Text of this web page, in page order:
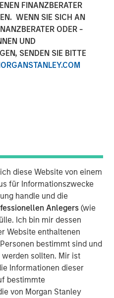
FINANZBERATER
WENN SIE SICH AN
ODER -
UND
SENDEN SIE BITTE
diese Website von einem
für Informationszwecke
handle und die
Anlegers(wie
Ich bin mir dessen
Website enthaltenen
bestimmt sind und
sollten. Mir ist
Informationen dieser
bestimmte
von Morgan Stanley
the growth-focused
announced that it has
capital commitments for
or the “Fund”), exceeding
private companies across
technology,
digital media and
have placed their trust in
of our Expansion Credit
advantage and focus
enterprise value,” said
Credit and Equity for
“The team